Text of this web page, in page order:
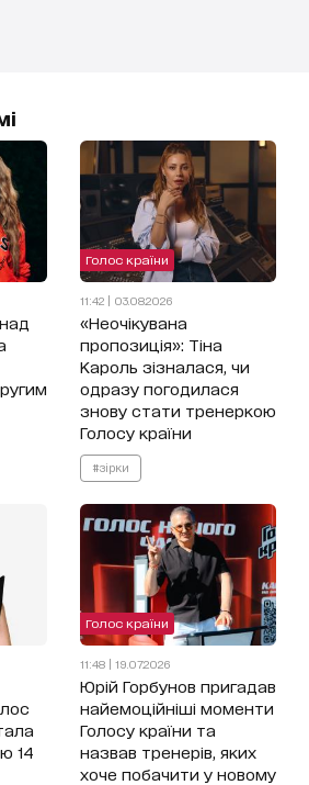
Голос країни
11:42 | 03.08.2026
«Неочікувана
пропозиція»: Тіна
Кароль зізналася, чи
одразу погодилася
знову стати тренеркою
Голосу країни
#зірки
14
Голос країни
11:48 | 19.07.2026
Юрій Горбунов пригадав
найемоційніші моменти
Голосу країни та
назвав тренерів, яких
хоче побачити у новому